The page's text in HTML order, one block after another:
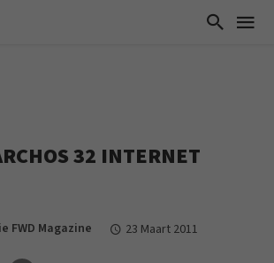
32 INTERNET
FWD Magazine 23 Maart 2011